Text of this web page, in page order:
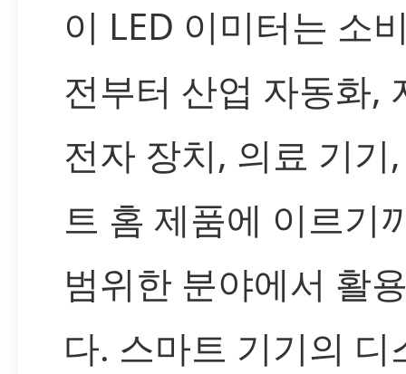
이 LED 이미터는 소
전부터 산업 자동화,
전자 장치, 의료 기기
트 홈 제품에 이르기
범위한 분야에서 활
다. 스마트 기기의 디